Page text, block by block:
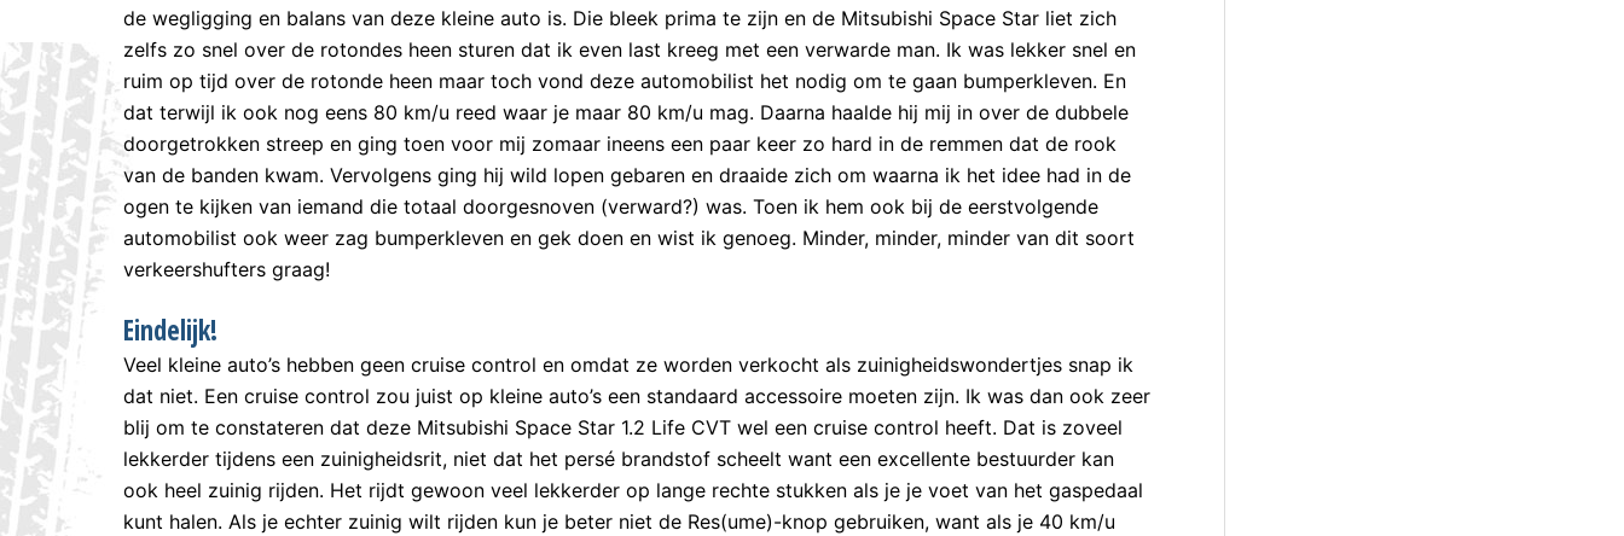
de wegligging en balans van deze kleine auto is. Die bleek prima te zijn en de Mitsubishi Space Star liet zich
zelfs zo snel over de rotondes heen sturen dat ik even last kreeg met een verwarde man. Ik was lekker snel en
ruim op tijd over de rotonde heen maar toch vond deze automobilist het nodig om te gaan bumperkleven. En
dat terwijl ik ook nog eens 80 km/u reed waar je maar 80 km/u mag. Daarna haalde hij mij in over de dubbele
doorgetrokken streep en ging toen voor mij zomaar ineens een paar keer zo hard in de remmen dat de rook
van de banden kwam. Vervolgens ging hij wild lopen gebaren en draaide zich om waarna ik het idee had in de
ogen te kijken van iemand die totaal doorgesnoven (verward?) was. Toen ik hem ook bij de eerstvolgende
automobilist ook weer zag bumperkleven en gek doen en wist ik genoeg. Minder, minder, minder van dit soort
verkeershufters graag!
Eindelijk!
Veel kleine auto’s hebben geen cruise control en omdat ze worden verkocht als zuinigheidswondertjes snap ik
dat niet. Een cruise control zou juist op kleine auto’s een standaard accessoire moeten zijn. Ik was dan ook zeer
blij om te constateren dat deze Mitsubishi Space Star 1.2 Life CVT wel een cruise control heeft. Dat is zoveel
lekkerder tijdens een zuinigheidsrit, niet dat het persé brandstof scheelt want een excellente bestuurder kan
ook heel zuinig rijden. Het rijdt gewoon veel lekkerder op lange rechte stukken als je je voet van het gaspedaal
kunt halen. Als je echter zuinig wilt rijden kun je beter niet de Res(ume)-knop gebruiken, want als je 40 km/u